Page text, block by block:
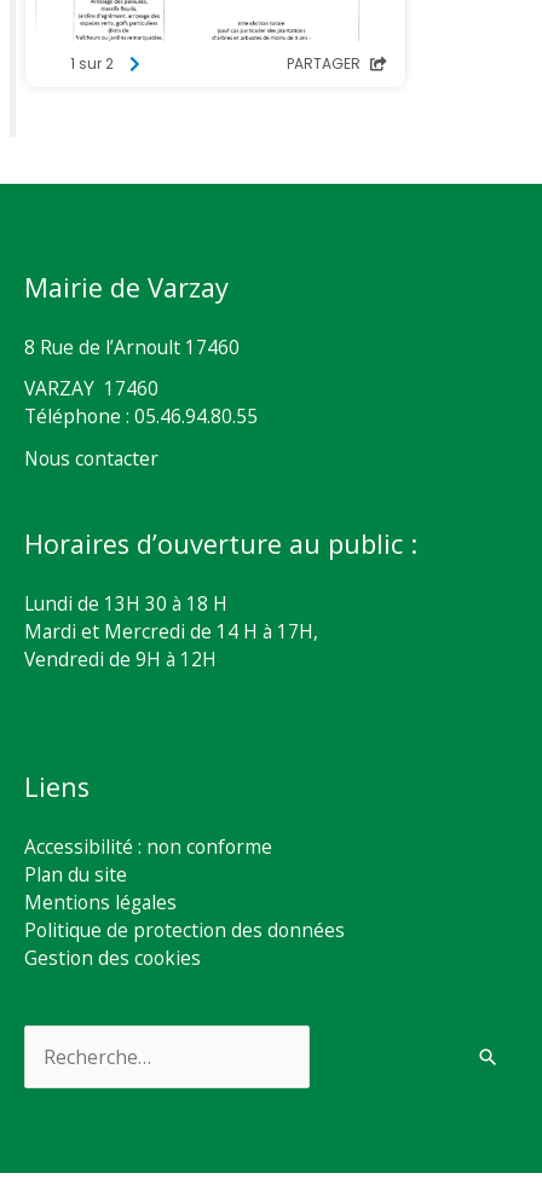
Mairie de Varzay
8 Rue de l’Arnoult 17460
VARZAY 17460
Téléphone : 05.46.94.80.55
Nous contacter
Horaires d’ouverture au public :
Lundi de 13H 30 à 18 H
Mardi et Mercredi de 14 H à 17H,
Vendredi de 9H à 12H
Liens
Accessibilité : non conforme
Plan du site
Mentions légales
Politique de protection des données
Gestion des cookies